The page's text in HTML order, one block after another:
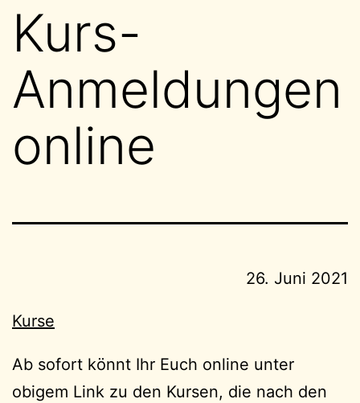
Kurs-
Anmeldungen
online
26. Juni 2021
Kurse
Ab sofort könnt Ihr Euch online unter
obigem Link zu den Kursen, die nach den